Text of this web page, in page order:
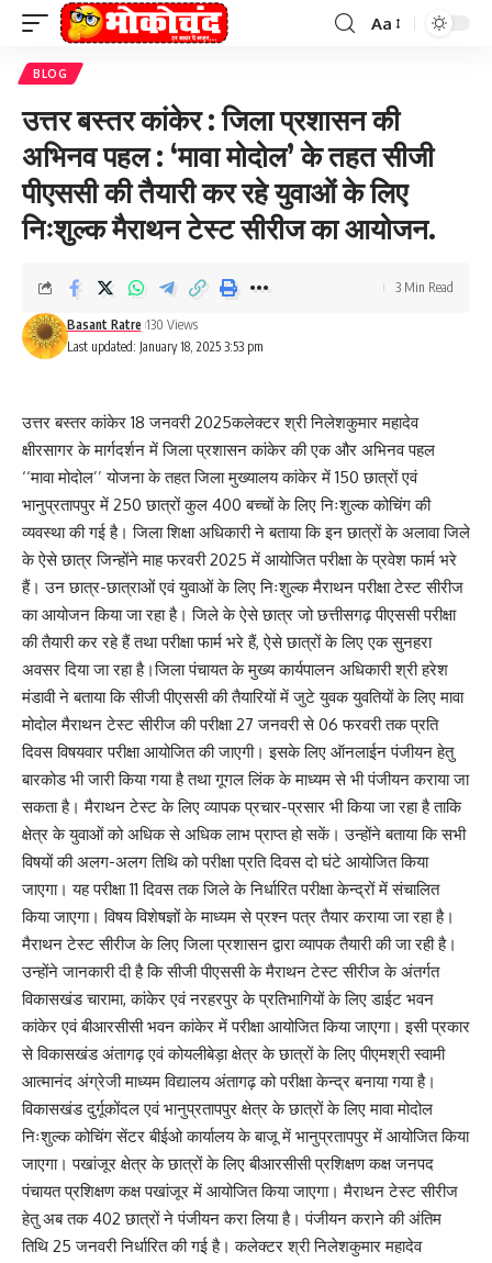
Font
Aa
BLOG
उत्तर बस्तर कांकेर : जिला प्रशासन की
अभिनव पहल : ‘मावा मोदोल’ के तहत सीजी
पीएससी की तैयारी कर रहे युवाओं के लिए
निःशुल्क मैराथन टेस्ट सीरीज का आयोजन.
Last updated: January 18, 2025 3:53 pm
Basant Ratre 130 Views
3 Min Read
उत्तर बस्तर कांकेर 18 जनवरी 2025कलेक्टर श्री निलेशकुमार महादेव
क्षीरसागर के मार्गदर्शन में जिला प्रशासन कांकेर की एक और अभिनव पहल
‘‘मावा मोदोल’’ योजना के तहत जिला मुख्यालय कांकेर में 150 छात्रों एवं
भानुप्रतापपुर में 250 छात्रों कुल 400 बच्चों के लिए निःशुल्क कोचिंग की
व्यवस्था की गई है। जिला शिक्षा अधिकारी ने बताया कि इन छात्रों के अलावा जिले
के ऐसे छात्र जिन्होंने माह फरवरी 2025 में आयोजित परीक्षा के प्रवेश फार्म भरे
हैं। उन छात्र-छात्राओं एवं युवाओं के लिए निःशुल्क मैराथन परीक्षा टेस्ट सीरीज
का आयोजन किया जा रहा है। जिले के ऐसे छात्र जो छत्तीसगढ़ पीएससी परीक्षा
की तैयारी कर रहे हैं तथा परीक्षा फार्म भरे हैं, ऐसे छात्रों के लिए एक सुनहरा
अवसर दिया जा रहा है।जिला पंचायत के मुख्य कार्यपालन अधिकारी श्री हरेश
मंडावी ने बताया कि सीजी पीएससी की तैयारियों में जुटे युवक युवतियों के लिए मावा
मोदोल मैराथन टेस्ट सीरीज की परीक्षा 27 जनवरी से 06 फरवरी तक प्रति
दिवस विषयवार परीक्षा आयोजित की जाएगी। इसके लिए ऑनलाईन पंजीयन हेतु
बारकोड भी जारी किया गया है तथा गूगल लिंक के माध्यम से भी पंजीयन कराया जा
सकता है। मैराथन टेस्ट के लिए व्यापक प्रचार-प्रसार भी किया जा रहा है ताकि
क्षेत्र के युवाओं को अधिक से अधिक लाभ प्राप्त हो सकें। उन्होंने बताया कि सभी
विषयों की अलग-अलग तिथि को परीक्षा प्रति दिवस दो घंटे आयोजित किया
जाएगा। यह परीक्षा 11 दिवस तक जिले के निर्धारित परीक्षा केन्द्रों में संचालित
किया जाएगा। विषय विशेषज्ञों के माध्यम से प्रश्न पत्र तैयार कराया जा रहा है।
मैराथन टेस्ट सीरीज के लिए जिला प्रशासन द्वारा व्यापक तैयारी की जा रही है।
उन्होंने जानकारी दी है कि सीजी पीएससी के मैराथन टेस्ट सीरीज के अंतर्गत
विकासखंड चारामा, कांकेर एवं नरहरपुर के प्रतिभागियों के लिए डाईट भवन
कांकेर एवं बीआरसीसी भवन कांकेर में परीक्षा आयोजित किया जाएगा। इसी प्रकार
से विकासखंड अंतागढ़ एवं कोयलीबेड़ा क्षेत्र के छात्रों के लिए पीएमश्री स्वामी
आत्मानंद अंग्रेजी माध्यम विद्यालय अंतागढ़ को परीक्षा केन्द्र बनाया गया है।
विकासखंड दुर्गूकोंदल एवं भानुप्रतापपुर क्षेत्र के छात्रों के लिए मावा मोदोल
निःशुल्क कोचिंग सेंटर बीईओ कार्यालय के बाजू में भानुप्रतापपुर में आयोजित किया
जाएगा। पखांजूर क्षेत्र के छात्रों के लिए बीआरसीसी प्रशिक्षण कक्ष जनपद
पंचायत प्रशिक्षण कक्ष पखांजूर में आयोजित किया जाएगा। मैराथन टेस्ट सीरीज
हेतु अब तक 402 छात्रों ने पंजीयन करा लिया है। पंजीयन कराने की अंतिम
तिथि 25 जनवरी निर्धारित की गई है। कलेक्टर श्री निलेशकुमार महादेव